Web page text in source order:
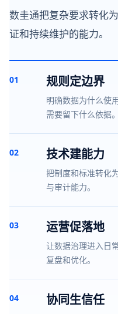
数圭通把复杂要求转化
证和持续维护的能力。
01 规则定边界
明确数据为什么使
需要留下什么依据。
02 技术建能力
把制度和标准转化
与审计能力。
03 运营促落地
让数据治理进入日
复盘和优化。
04 协同生信任